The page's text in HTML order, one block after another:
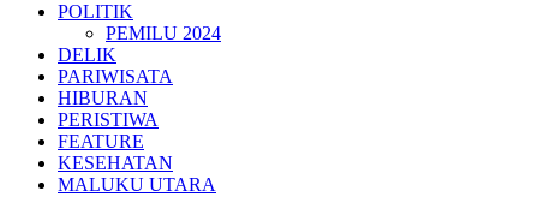
POLITIK
PEMILU 2024
DELIK
PARIWISATA
HIBURAN
PERISTIWA
FEATURE
KESEHATAN
MALUKU UTARA